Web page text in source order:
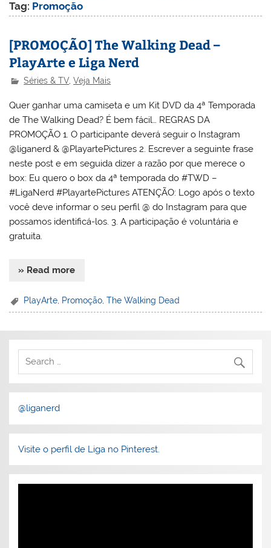
Tag: Promoção
[PROMOÇÃO] The Walking Dead –
PlayArte e Liga Nerd
Séries & TV,Veja Mais
Quer ganhar uma camiseta e um Kit DVD da 4ª Temporada
de The Walking Dead? É bem fácil… REGRAS DA
PROMOÇÃO 1. O participante deverá seguir o Instagram
@liganerd & @PlayartePictures 2. Escrever a seguinte frase
neste post e em seguida dizer a razão por que merece o
box: Eu quero o box da 4ª temporada do #TWD –
#LigaNerd #PlayartePictures ATENÇÃO: Logo após o texto
você deve informar o seu perfil @ do Instagram para que
possamos identificá-los. 3. A participação é voluntária e
gratuita.
» Read more
PlayArte Promoção ,The Walking Dead
@liganerd
Visite o perfil de Liga no Pinterest.
Tocador